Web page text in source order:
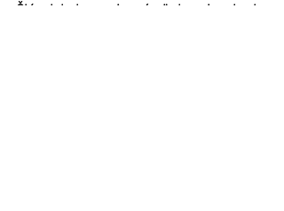
Článok bol uverejnený v Ľubovnianskych